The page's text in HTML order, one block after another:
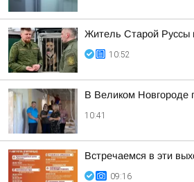
Житель Старой Руссы
10:52
В Великом Новгороде
10:41
Встречаемся в эти
09:16